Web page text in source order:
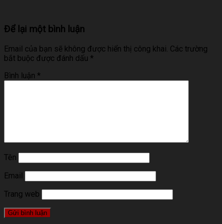
Để lại một bình luận
Email của bạn sẽ không được hiển thị công khai. Các trường
bắt buộc được đánh dấu *
Bình luận *
Tên
Email
Trang web